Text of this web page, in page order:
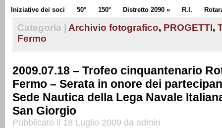
Iniziative dei soci
50° 150° Distretto 2090 » R.I.
Categoria | Archivio fotografico, PROGETTI,
Fermo
2009.07.18 – Trofeo cinquantenario
Fermo – Serata in onore dei
Sede Nautica della Lega Navale
San Giorgio
Pubblicato il 18 Luglio 2009 da admin